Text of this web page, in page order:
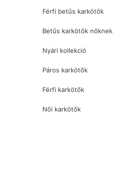
Férfi betűs karkötők
Betűs karkötők nőknek
Nyári kollekció
Páros karkötők
Férfi karkötők
Női karkötők